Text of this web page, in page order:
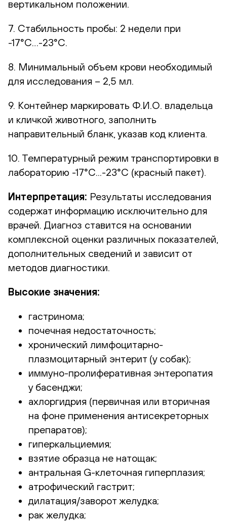
вертикальном положении.
7. Стабильность пробы: 2 недели при
-17°С…-23°С.
8. Минимальный объем крови необходимый
для исследования – 2,5 мл.
9. Контейнер маркировать Ф.И.О. владельца
и кличкой животного, заполнить
направительный бланк, указав код клиента.
10. Температурный режим транспортировки в
лабораторию -17°С...-23°С (красный пакет).
Интерпретация: Результаты исследования
содержат информацию исключительно для
врачей. Диагноз ставится на основании
комплексной оценки различных показателей,
дополнительных сведений и зависит от
методов диагностики.
Высокие значения:
гастринома;
почечная недостаточность;
хронический лимфоцитарно-
плазмоцитарный энтерит (у собак);
иммуно-пролиферативная энтеропатия
у басенджи;
ахлоргидрия (первичная или вторичная
на фоне применения антисекреторных
препаратов);
гиперкальциемия;
взятие образца не натощак;
антральная G-клеточная гиперплазия;
атрофический гастрит;
дилатация/заворот желудка;
рак желудка;